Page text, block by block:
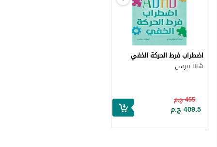
اضطراب فرط الحركة الخفي
شانا بيرسن
455 ج.م
409.5 ج.م